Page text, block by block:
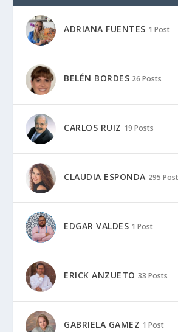
ADRIANA FUENTES 1 Post
BELÉN BORDES 26 Posts
CARLOS RUIZ 19 Posts
CLAUDIA ESPONDA 295
EDGAR VALDES 1 Post
ERICK ANZUETO 33 Posts
GABRIELA GAMEZ 1 Post